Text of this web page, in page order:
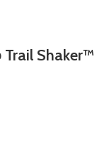
Trail Shaker™